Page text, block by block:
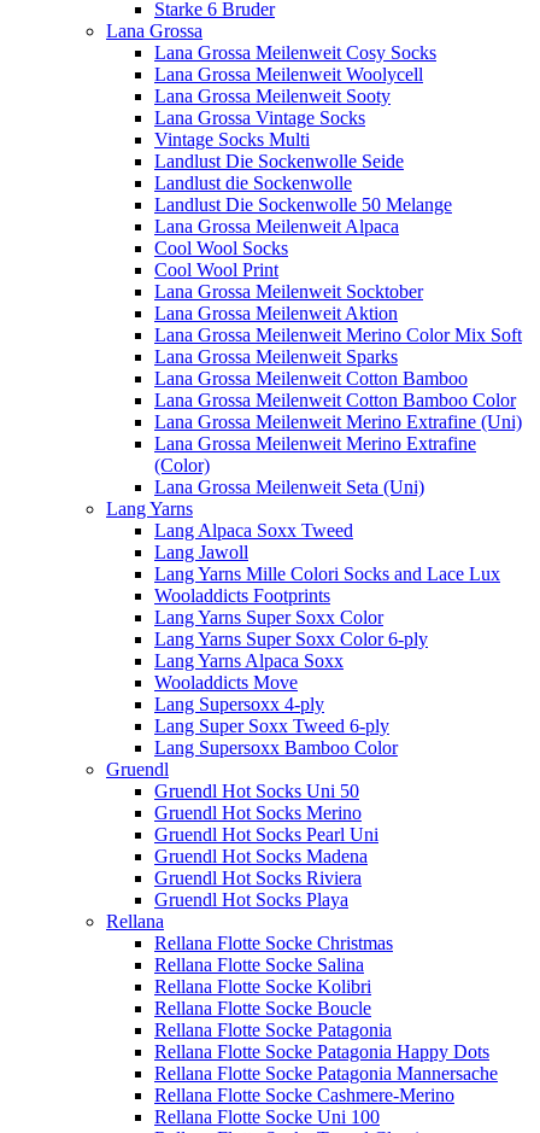
Starke 6 Bruder
Lana Grossa
Lana Grossa Meilenweit Cosy Socks
Lana Grossa Meilenweit Woolycell
Lana Grossa Meilenweit Sooty
Lana Grossa Vintage Socks
Vintage Socks Multi
Landlust Die Sockenwolle Seide
Landlust die Sockenwolle
Landlust Die Sockenwolle 50 Melange
Lana Grossa Meilenweit Alpaca
Cool Wool Socks
Cool Wool Print
Lana Grossa Meilenweit Socktober
Lana Grossa Meilenweit Aktion
Lana Grossa Meilenweit Merino Color Mix Soft
Lana Grossa Meilenweit Sparks
Lana Grossa Meilenweit Cotton Bamboo
Lana Grossa Meilenweit Cotton Bamboo Color
Lana Grossa Meilenweit Merino Extrafine (Uni)
Lana Grossa Meilenweit Merino Extrafine
(Color)
Lana Grossa Meilenweit Seta (Uni)
Lang Yarns
Lang Alpaca Soxx Tweed
Lang Jawoll
Lang Yarns Mille Colori Socks and Lace Lux
Wooladdicts Footprints
Lang Yarns Super Soxx Color
Lang Yarns Super Soxx Color 6-ply
Lang Yarns Alpaca Soxx
Wooladdicts Move
Lang Supersoxx 4-ply
Lang Super Soxx Tweed 6-ply
Lang Supersoxx Bamboo Color
Gruendl
Gruendl Hot Socks Uni 50
Gruendl Hot Socks Merino
Gruendl Hot Socks Pearl Uni
Gruendl Hot Socks Madena
Gruendl Hot Socks Riviera
Gruendl Hot Socks Playa
Rellana
Rellana Flotte Socke Christmas
Rellana Flotte Socke Salina
Rellana Flotte Socke Kolibri
Rellana Flotte Socke Boucle
Rellana Flotte Socke Patagonia
Rellana Flotte Socke Patagonia Happy Dots
Rellana Flotte Socke Patagonia Mannersache
Rellana Flotte Socke Cashmere-Merino
Rellana Flotte Socke Uni 100